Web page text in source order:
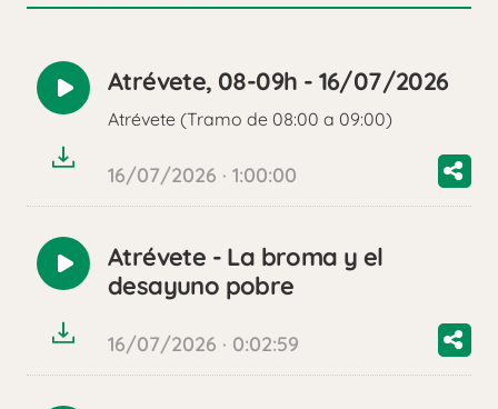
Reproducir
audio
Atrévete, 08-09h - 16/07/2026
Atrévete (Tramo de 08:00 a 09:00)
16/07/2026 · 1:00:00
Reproducir
audio
Atrévete - La broma y el
desayuno pobre
16/07/2026 · 0:02:59